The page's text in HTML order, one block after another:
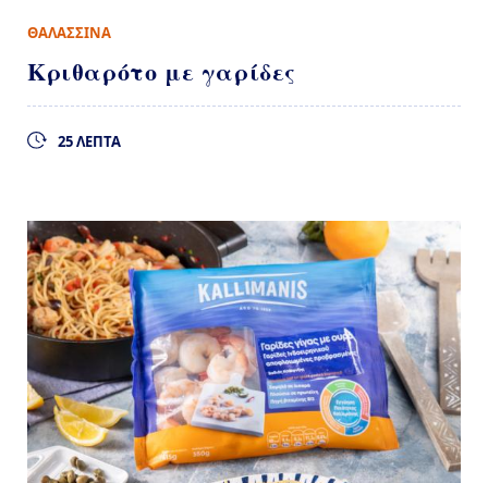
ΘΑΛΑΣΣΙΝΑ
Κριθαρότο με γαρίδες
25 ΛΕΠΤΑ